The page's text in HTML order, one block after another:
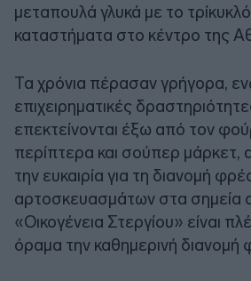
μεταπουλά γλυκά με το
καταστήματα στο κέντρο της
Τα χρόνια πέρασαν γρήγορα,
επιχειρηματικές
επεκτείνονται έξω από τον
περίπτερα και σούπερ μάρκετ,
την ευκαιρία για τη διανομή
αρτοσκευασμάτων στα σημεία
«Οικογένεια Στεργίου» είναι
όραμα την καθημερινή